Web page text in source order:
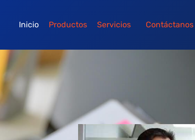
Inicio Productos Servicios Contáctanos